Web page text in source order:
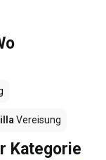
Vereisung
Kategorie